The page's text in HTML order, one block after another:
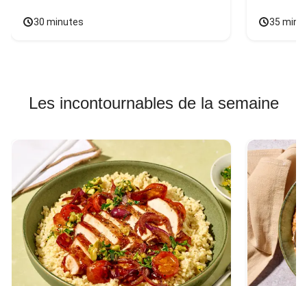
30 minutes 35
Les incontournables de la semaine